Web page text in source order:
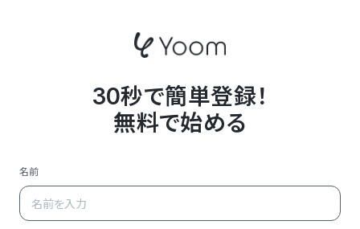
30秒で簡単登録！
無料で始める
名前